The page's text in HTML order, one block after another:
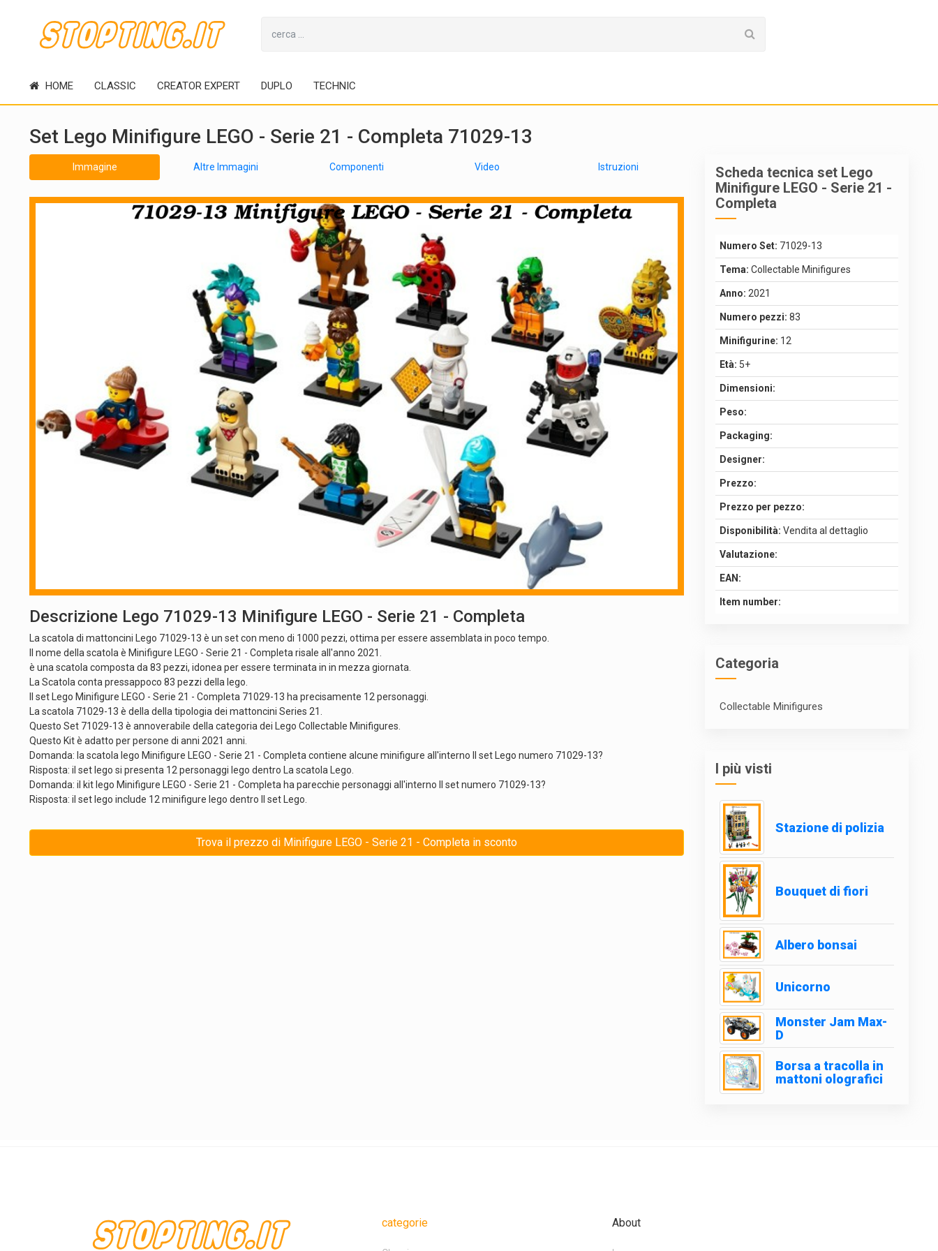
HOME CLASSIC CREATOR EXPERT DUPLO TECHNIC
Set Lego Minifigure LEGO - Serie 21 - Completa 71029-13
Immagine Altre Immagini Componenti Video Istruzioni
Descrizione Lego 71029-13 Minifigure LEGO - Serie 21 - Completa
La scatola di mattoncini Lego 71029-13 è un set con meno di 1000 pezzi, ottima per essere assemblata in poco tempo.
Il nome della scatola è Minifigure LEGO - Serie 21 - Completa risale all'anno 2021.
è una scatola composta da 83 pezzi, idonea per essere terminata in in mezza giornata.
La Scatola conta pressappoco 83 pezzi della lego.
Il set Lego Minifigure LEGO - Serie 21 - Completa 71029-13 ha precisamente 12 personaggi.
La scatola 71029-13 è della della tipologia dei mattoncini Series 21.
Questo Set 71029-13 è annoverabile della categoria dei Lego Collectable Minifigures.
Questo Kit è adatto per persone di anni 2021 anni.
Domanda: la scatola lego Minifigure LEGO - Serie 21 - Completa contiene alcune minifigure all'interno Il set Lego numero 71029-13?
Risposta: il set lego si presenta 12 personaggi lego dentro La scatola Lego.
Domanda: il kit lego Minifigure LEGO - Serie 21 - Completa ha parecchie personaggi all'interno Il set numero 71029-13?
Risposta: il set lego include 12 minifigure lego dentro Il set Lego.
Trova il prezzo di Minifigure LEGO - Serie 21 - Completa in sconto
Scheda tecnica set Lego
Minifigure LEGO - Serie 21 -
Completa
Numero Set: 71029-13
Tema: Collectable Minifigures
Anno: 2021
Numero pezzi: 83
Minifigurine: 12
Età: 5+
Dimensioni:
Peso:
Packaging:
Designer:
Prezzo:
Prezzo per pezzo:
Disponibilità: Vendita al dettaglio
Valutazione:
EAN:
Item number:
Categoria
Collectable Minifigures
I più visti
Stazione di polizia
Bouquet di fiori
Albero bonsai
Unicorno
Monster Jam Max-
D
Borsa a tracolla in
mattoni olografici
categorie About